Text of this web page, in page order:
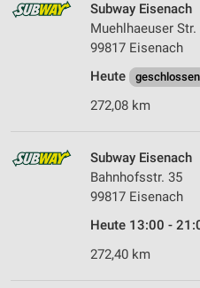
Subway Eisenach
Muehlhaeuser Str.
99817 Eisenach
Heute
geschlossen
272,08 km
Subway Eisenach
Bahnhofsstr. 35
99817 Eisenach
Heute 13:00 -
272,40 km